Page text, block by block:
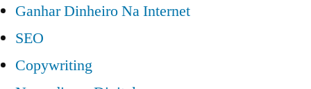
Ganhar Dinheiro Na Internet
SEO
Copywriting